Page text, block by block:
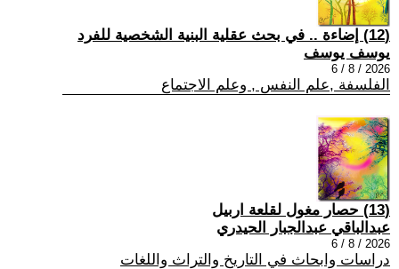
(12) إضاءة .. في بحث عقلية البنية الشخصية للفرد
يوسف يوسف
2026 / 8 / 6
الفلسفة ,علم النفس , وعلم الاجتماع
(13) حصار مغول لقلعة اربيل
عبدالباقي عبدالجبار الحيدري
2026 / 8 / 6
دراسات وابحاث في التاريخ والتراث واللغات